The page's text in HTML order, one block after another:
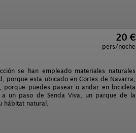
20 €
pers/noche
se han empleado materiales naturales
porque esta ubicado en Cortes de Navarra,
puedes pasear o andar en bicicleta
un paso de Senda Viva, un parque de la
hábitat natural.